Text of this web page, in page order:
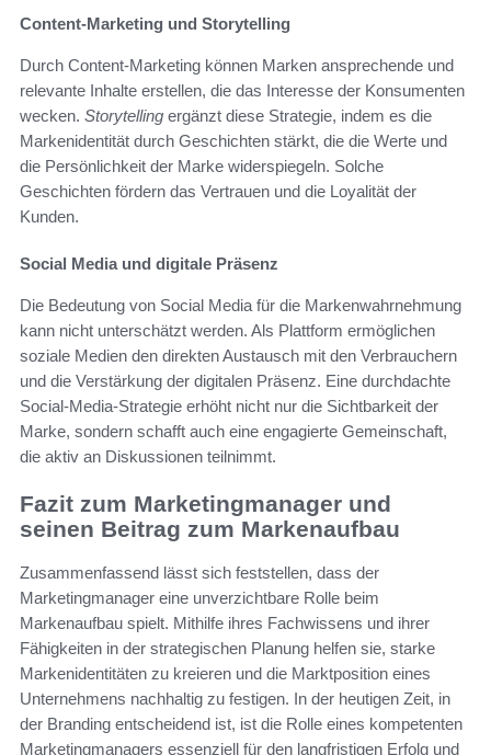
Content-Marketing und Storytelling
Durch Content-Marketing können Marken ansprechende und
relevante Inhalte erstellen, die das Interesse der Konsumenten
wecken. Storytelling ergänzt diese Strategie, indem es die
Markenidentität durch Geschichten stärkt, die die Werte und
die Persönlichkeit der Marke widerspiegeln. Solche
Geschichten fördern das Vertrauen und die Loyalität der
Kunden.
Social Media und digitale Präsenz
Die Bedeutung von Social Media für die Markenwahrnehmung
kann nicht unterschätzt werden. Als Plattform ermöglichen
soziale Medien den direkten Austausch mit den Verbrauchern
und die Verstärkung der digitalen Präsenz. Eine durchdachte
Social-Media-Strategie erhöht nicht nur die Sichtbarkeit der
Marke, sondern schafft auch eine engagierte Gemeinschaft,
die aktiv an Diskussionen teilnimmt.
Fazit zum Marketingmanager und
seinen Beitrag zum Markenaufbau
Zusammenfassend lässt sich feststellen, dass der
Marketingmanager eine unverzichtbare Rolle beim
Markenaufbau spielt. Mithilfe ihres Fachwissens und ihrer
Fähigkeiten in der strategischen Planung helfen sie, starke
Markenidentitäten zu kreieren und die Marktposition eines
Unternehmens nachhaltig zu festigen. In der heutigen Zeit, in
der Branding entscheidend ist, ist die Rolle eines kompetenten
Marketingmanagers essenziell für den langfristigen Erfolg und